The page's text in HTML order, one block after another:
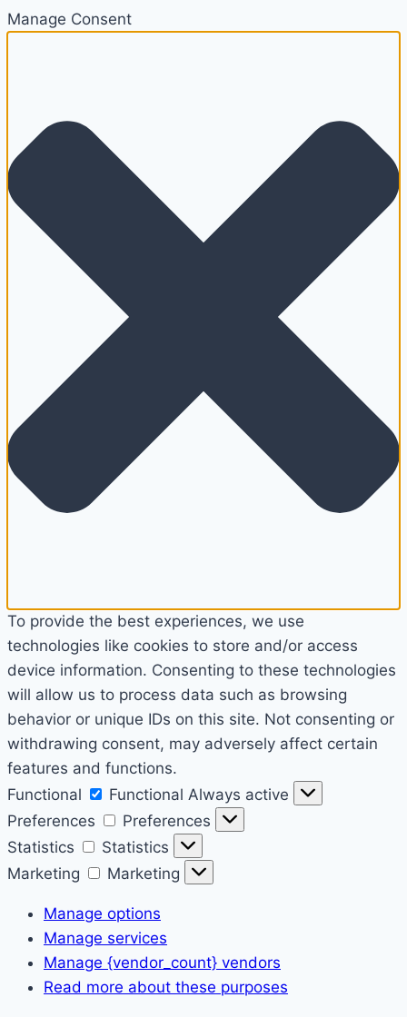
Manage Consent
To provide the best experiences, we use
technologies like cookies to store and/or access
device information. Consenting to these technologies
will allow us to process data such as browsing
behavior or unique IDs on this site. Not consenting or
withdrawing consent, may adversely affect certain
features and functions.
Functional
Functional Always active
Preferences
Preferences
Statistics
Statistics
Marketing
Marketing
Manage options
Manage services
Manage {vendor_count} vendors
Read more about these purposes